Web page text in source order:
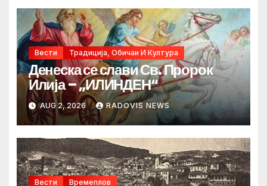
Вести Традиција, Обичаи И Култура
Денеска се слави Св. Пророк
Илија – „ИЛИНДЕН“
AUG 2, 2026 RADOVIS NEWS
Вести Времеплов